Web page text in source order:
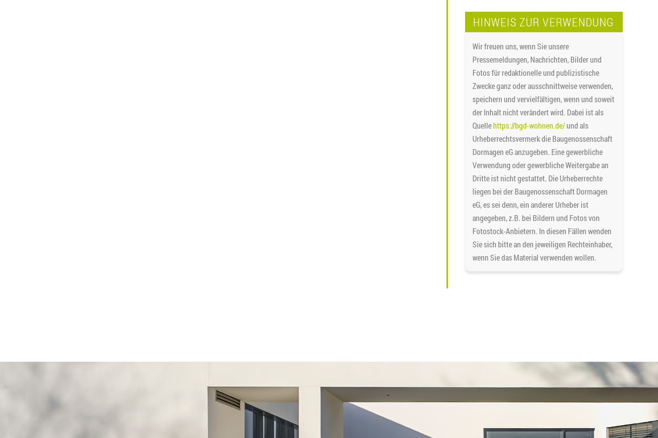
HINWEIS ZUR VERWENDUNG
Wir freuen uns, wenn Sie unsere
Pressemeldungen, Nachrichten, Bilder und
Fotos für redaktionelle und publizistische
Zwecke ganz oder ausschnittweise verwenden,
speichern und vervielfältigen, wenn und soweit
der Inhalt nicht verändert wird. Dabei ist als
Quellehttps://bgd-wohnen.de/und als
Urheberrechtsvermerk die Baugenossenschaft
Dormagen eG anzugeben. Eine gewerbliche
Verwendung oder gewerbliche Weitergabe an
Dritte ist nicht gestattet. Die Urheberrechte
liegen bei der Baugenossenschaft Dormagen
eG, es sei denn, ein anderer Urheber ist
angegeben, z.B. bei Bildern und Fotos von
Fotostock-Anbietern. In diesen Fällen wenden
Sie sich bitte an den jeweiligen Rechteinhaber,
wenn Sie das Material verwenden wollen.